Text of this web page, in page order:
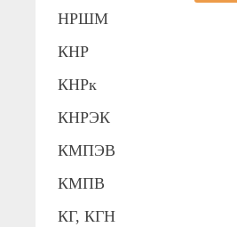
НРШМ
КНР
КНРк
КНРЭК
КМПЭВ
КМПВ
КГ, КГН